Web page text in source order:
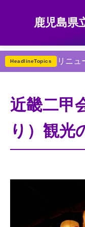
鹿児島県
HeadlineTopics リニュ
近畿二甲
り）観光